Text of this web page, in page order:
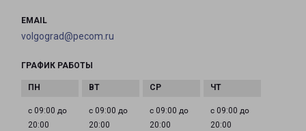
EMAIL
volgograd@pecom.ru
ГРАФИК РАБОТЫ
с 09:00 до
20:00
с 09:00 до
20:00
с 09:00 до
20:00
с 09:00 до
20:00